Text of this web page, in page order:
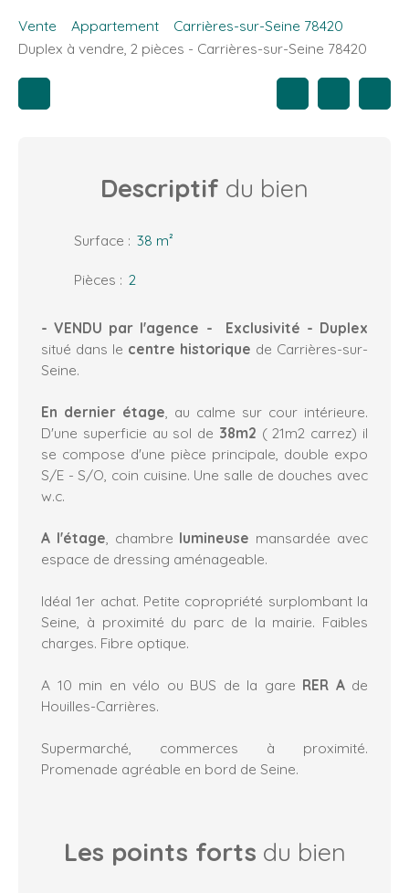
Vente Appartement
Carrières-sur-Seine 78420
Duplex à vendre, 2 pièces - Carrières-sur-Seine 78420
Descriptif du bien
Surface : 38 m²
Pièces : 2
- VENDU par l'agence - Exclusivité - Duplex
situé dans le centre historique de Carrières-sur-
Seine.
En dernier étage , au calme sur cour intérieure.
D'une superficie au sol de 38m2 ( 21m2 carrez) il
se compose d'une pièce principale, double expo
S/E - S/O, coin cuisine. Une salle de douches avec
w.c.
A l'étage , chambre lumineuse mansardée avec
espace de dressing aménageable.
Idéal 1er achat. Petite copropriété surplombant la
Seine, à proximité du parc de la mairie. Faibles
charges. Fibre optique.
A 10 min en vélo ou BUS de la gare RER Ade
Houilles-Carrières.
Supermarché, commerces à proximité.
Promenade agréable en bord de Seine.
Les points forts du bien